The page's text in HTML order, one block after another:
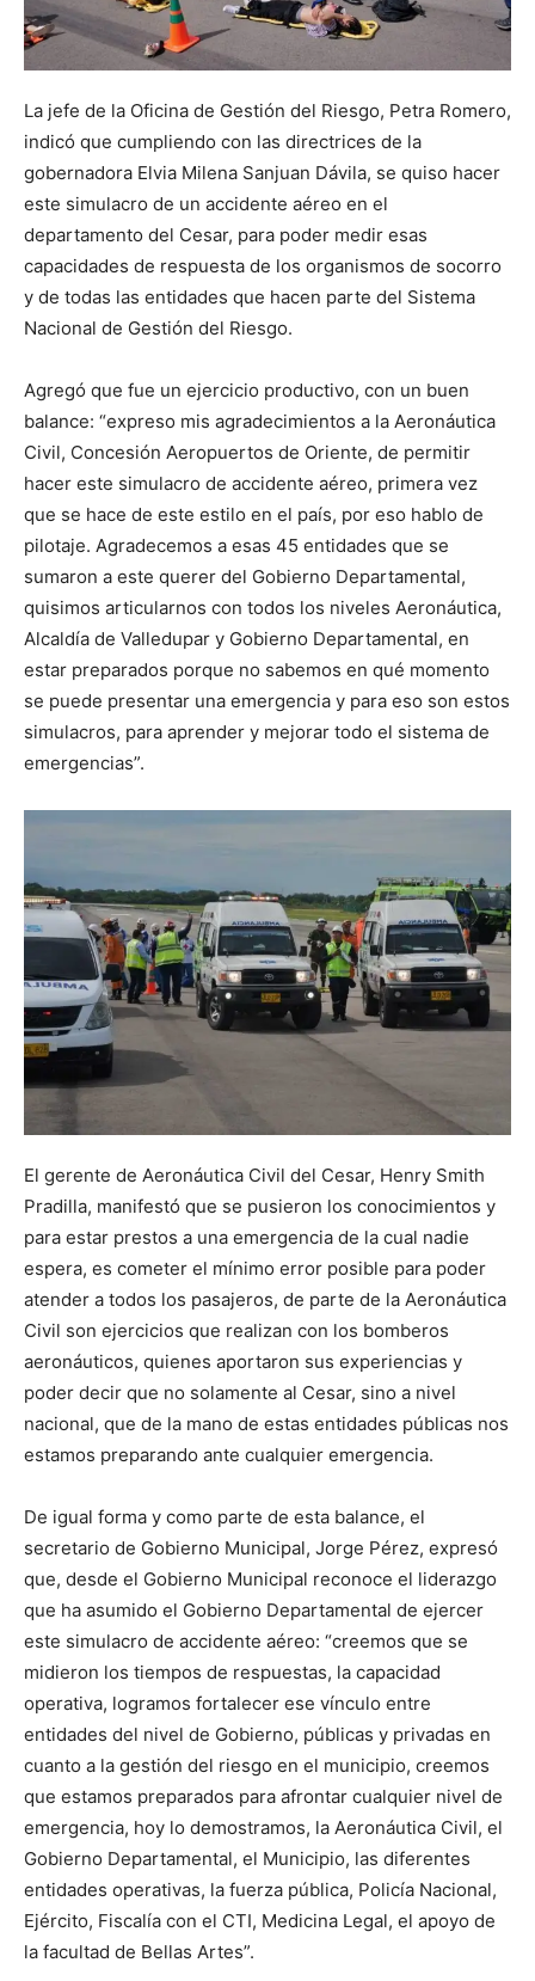
La jefe de la Oficina de Gestión del Riesgo, Petra Romero,
indicó que cumpliendo con las directrices de la
gobernadora Elvia Milena Sanjuan Dávila, se quiso hacer
este simulacro de un accidente aéreo en el
departamento del Cesar, para poder medir esas
capacidades de respuesta de los organismos de socorro
y de todas las entidades que hacen parte del Sistema
Nacional de Gestión del Riesgo.
Agregó que fue un ejercicio productivo, con un buen
balance: “expreso mis agradecimientos a la Aeronáutica
Civil, Concesión Aeropuertos de Oriente, de permitir
hacer este simulacro de accidente aéreo, primera vez
que se hace de este estilo en el país, por eso hablo de
pilotaje. Agradecemos a esas 45 entidades que se
sumaron a este querer del Gobierno Departamental,
quisimos articularnos con todos los niveles Aeronáutica,
Alcaldía de Valledupar y Gobierno Departamental, en
estar preparados porque no sabemos en qué momento
se puede presentar una emergencia y para eso son estos
simulacros, para aprender y mejorar todo el sistema de
emergencias”.
El gerente de Aeronáutica Civil del Cesar, Henry Smith
Pradilla, manifestó que se pusieron los conocimientos y
para estar prestos a una emergencia de la cual nadie
espera, es cometer el mínimo error posible para poder
atender a todos los pasajeros, de parte de la Aeronáutica
Civil son ejercicios que realizan con los bomberos
aeronáuticos, quienes aportaron sus experiencias y
poder decir que no solamente al Cesar, sino a nivel
nacional, que de la mano de estas entidades públicas nos
estamos preparando ante cualquier emergencia.
De igual forma y como parte de esta balance, el
secretario de Gobierno Municipal, Jorge Pérez, expresó
que, desde el Gobierno Municipal reconoce el liderazgo
que ha asumido el Gobierno Departamental de ejercer
este simulacro de accidente aéreo: “creemos que se
midieron los tiempos de respuestas, la capacidad
operativa, logramos fortalecer ese vínculo entre
entidades del nivel de Gobierno, públicas y privadas en
cuanto a la gestión del riesgo en el municipio, creemos
que estamos preparados para afrontar cualquier nivel de
emergencia, hoy lo demostramos, la Aeronáutica Civil, el
Gobierno Departamental, el Municipio, las diferentes
entidades operativas, la fuerza pública, Policía Nacional,
Ejército, Fiscalía con el CTI, Medicina Legal, el apoyo de
la facultad de Bellas Artes”.